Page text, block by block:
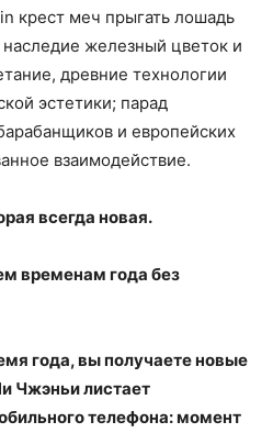
крест меч прыгать лошадь
железный цветок и
древние технологии
эстетики; парад
и европейских
взаимодействие.
всегда новая.
временам года без
года, вы получаете новые
Чжэньи листает
телефона: момент